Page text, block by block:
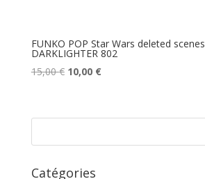
FUNKO POP Star Wars deleted
DARKLIGHTER 802
15,00€ Le
était :
10,00 €Le
est :
Catégories